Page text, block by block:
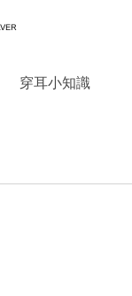
穿耳小知識